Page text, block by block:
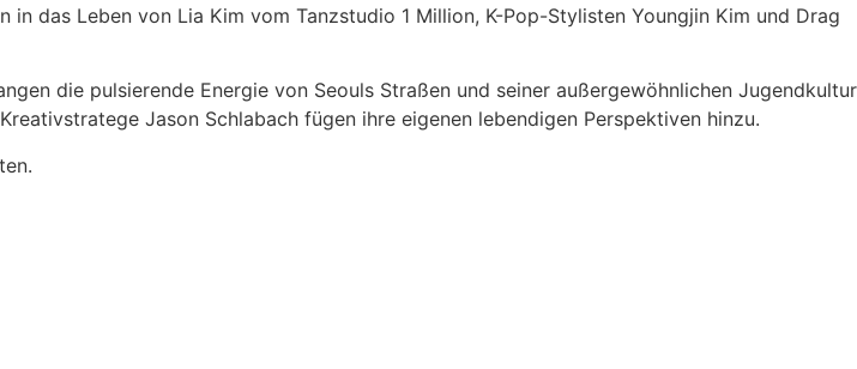
das Leben von Lia Kim vom Tanzstudio 1 Million, K-Pop-Stylisten Youngjin Kim und Drag
die pulsierende Energie von Seouls Straßen und seiner außergewöhnlichen Jugendkultur
Jason Schlabach fügen ihre eigenen lebendigen Perspektiven hinzu.